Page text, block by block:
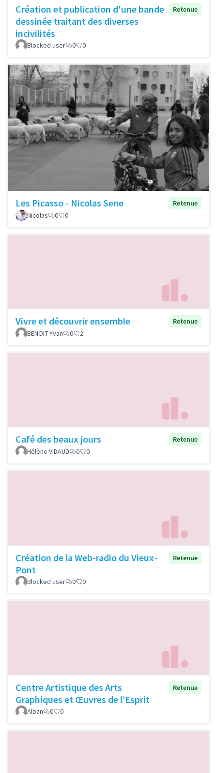
Création et publication d'une bande
dessinée traitant des diverses
incivilités
Retenue
Blocked user 0 0
Les Picasso - Nicolas Sene
Retenue
Nicolas
0 0
Vivre et découvrir ensemble
Retenue
BENOIT Yvan
0 2
Café des beaux jours
Retenue
Hélène VIDAUD
0 0
Création de la Web-radio du Vieux-
Pont
Retenue
Blocked user 0 0
Centre Artistique des Arts
Graphiques et Œuvres de l’Esprit
Retenue
Alban 0 0